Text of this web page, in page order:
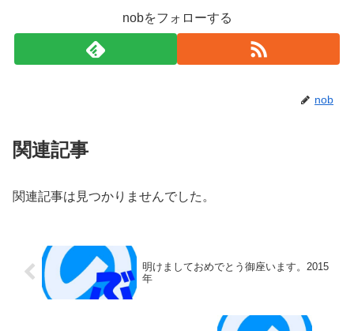
nobをフォローする
nob
関連記事
関連記事は見つかりませんでした。
明けましておめでとう御座います。2015
年